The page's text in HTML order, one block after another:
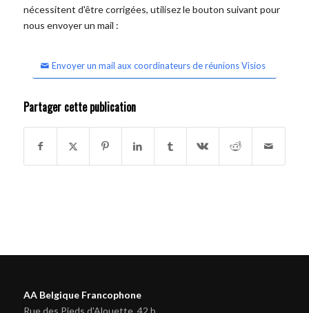
nécessitent d'être corrigées, utilisez le bouton suivant pour
nous envoyer un mail :
Envoyer un mail aux coordinateurs de réunions Visios
Partager cette publication
AA Belgique Francophone
Rue des Pieds d'Alouette, 42 b